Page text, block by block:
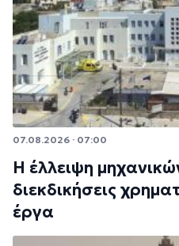
07.08.2026 · 07:00
Η έλλειψη
διεκδικήσεις
έργα